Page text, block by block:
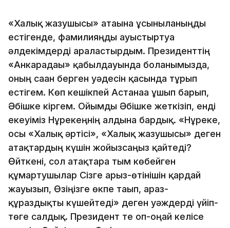
«Халық жазушысы» атағына ұсынылғаныңды
естігенде, фамилияңды ауыстыртуға
әлдекімдерді араластырдым. Президенттің
«Анкарадағы» қабылдауында болғанымызда,
оның саған берген уәдесін қасында тұрып
естігем. Көп кешікпей Астанаға ұшып барып,
Әбішке кіргем. Ойымды Әбішке жеткізіп, енді
екеуіміз Нұрекеңнің алдына бардық. «Нұреке,
осы «Халық әртісі», «Халық жазушысы» деген
атақтардың күшін жойғызсаңыз қайтеді?
Өйткені, сол атақтарға тым көбейген
құмартушылар Сізге арыз-өтінішін қардай
жауғызып, Өзіңізге өкпе тағып, араз-
құраздықты күшейтеді» деген уәждерді үйіп-
төге салдық. Президент те оп-оңай келісе